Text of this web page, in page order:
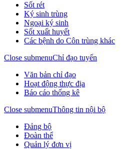
Sốt rét
Ký sinh trùng
Ngoại ký sinh
Sốt xuất huyết
Các bệnh do Côn trùng khác
Close submenuChỉ đạo tuyến
Văn bản chỉ đạo
Hoạt động thực địa
Báo cáo thống kê
Close submenuThông tin nội bộ
Đảng bộ
Đoàn thể
Quản lý đơn vị